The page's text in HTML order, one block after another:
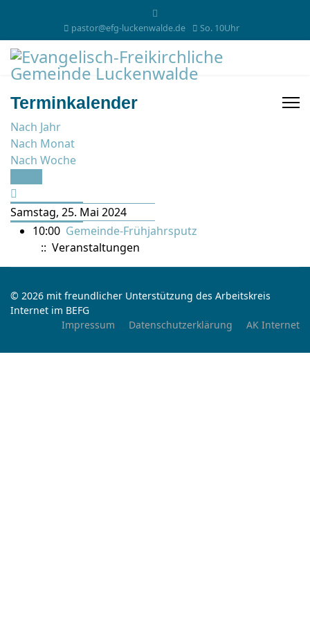
pastor@efg-luckenwalde.de So. 10Uhr
Terminkalender
Nach Jahr
Nach Monat
Nach Woche
Samstag, 25. Mai 2024
10:00 Gemeinde-Frühjahrsputz
:: Veranstaltungen
© 2026 mit freundlicher Unterstützung des Arbeitskreis
Internet im BEFG
Impressum
Datenschutzerklärung AK Internet